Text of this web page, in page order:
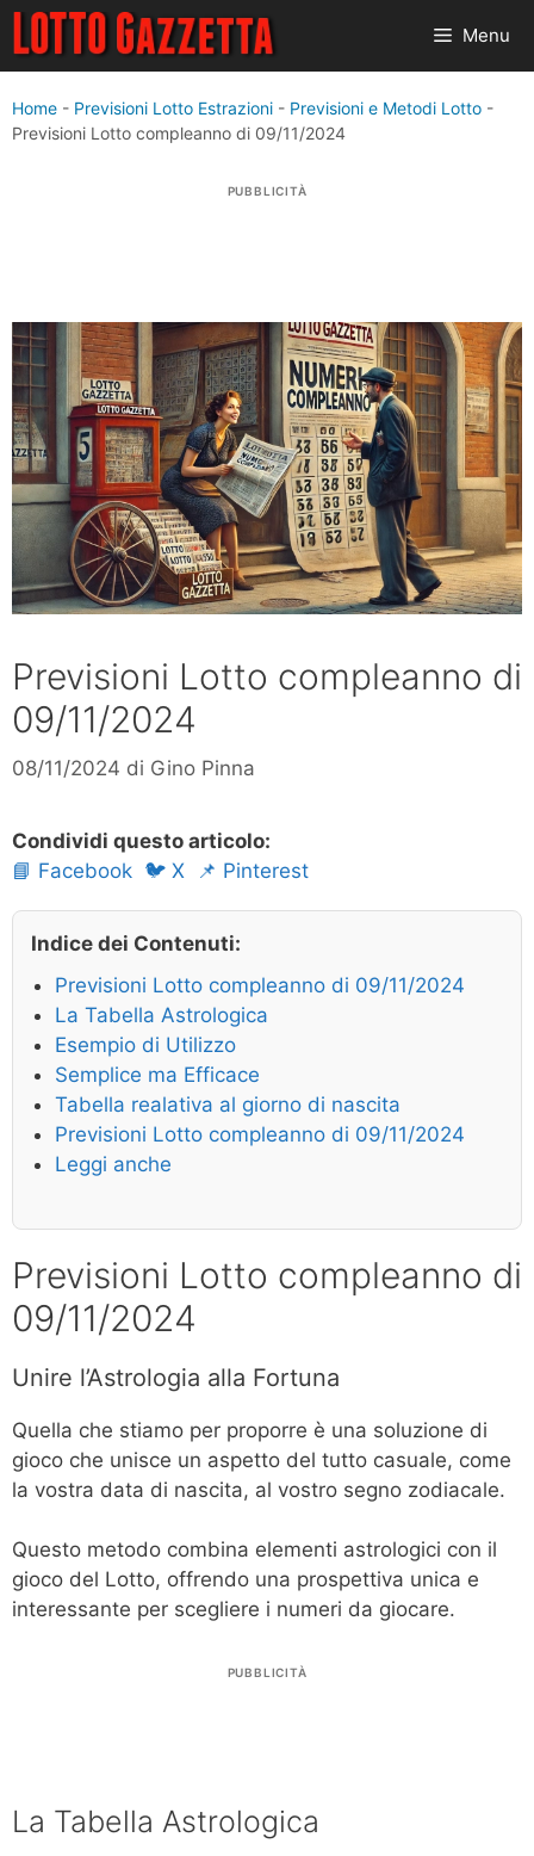
Vai
contenuto
Menu
Home - Previsioni Lotto Estrazioni - Previsioni e Metodi Lotto -
Previsioni Lotto compleanno di 09/11/2024
PUBBLICITÀ
Previsioni Lotto compleanno di
09/11/2024
08/11/2024 di Gino Pinna
Condividi questo articolo:
📘 Facebook 🐦 X 📌 Pinterest
Indice dei Contenuti:
Previsioni Lotto compleanno di 09/11/2024
La Tabella Astrologica
Esempio di Utilizzo
Semplice ma Efficace
Tabella realativa al giorno di nascita
Previsioni Lotto compleanno di 09/11/2024
Leggi anche
Previsioni Lotto compleanno di
09/11/2024
Unire l’Astrologia alla Fortuna
Quella che stiamo per proporre è una soluzione di
gioco che unisce un aspetto del tutto casuale, come
la vostra data di nascita, al vostro segno zodiacale.
Questo metodo combina elementi astrologici con il
gioco del Lotto, offrendo una prospettiva unica e
interessante per scegliere i numeri da giocare.
PUBBLICITÀ
La Tabella Astrologica